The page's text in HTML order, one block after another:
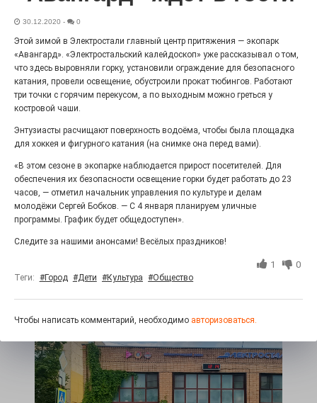
Радость в квадрате! На этой неделе электростальцев
100 футов под килем!
26.07.2026
30.12.2020 - 0
Этой зимой в Электростали главный центр притяжения — экопарк
«Авангард». «Электростальский калейдоскоп» уже рассказывал о том,
что здесь выровняли горку, установили ограждение для безопасного
катания, провели освещение, обустроили прокат тюбингов. Работают
три точки с горячим перекусом, а по выходным можно греться у
костровой чаши.
Энтузиасты расчищают поверхность водоёма, чтобы была площадка
для хоккея и фигурного катания (на снимке она перед вами).
«В этом сезоне в экопарке наблюдается прирост посетителей. Для
обеспечения их безопасности освещение горки будет работать до 23
часов, — отметил начальник управления по культуре и делам
молодёжи Сергей Бобков. — С 4 января планируем уличные
программы. График будет общедоступен».
Следите за нашими анонсами! Весёлых праздников!
1 0
Теги: #Город #Дети #Культура #Общество
Чтобы написать комментарий, необходимо авторизоваться.